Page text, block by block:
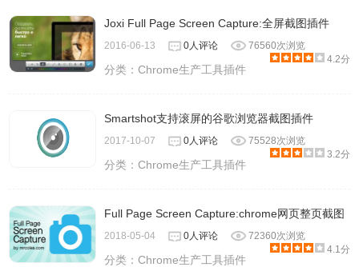
Joxi Full Page Screen Capture:全屏截图插件
2016-06-13 0人评论
76560次浏览
4.2分
分类：Chrome生产工具插件
Smartshot支持滚屏的谷歌浏览器截图插件
2017-10-07 0人评论
75528次浏览
3.2分
分类：Chrome生产工具插件
Full Page Screen Capture:chrome网页整页截图
2018-05-04 0人评论
72360次浏览
4.1分
分类：Chrome生产工具插件